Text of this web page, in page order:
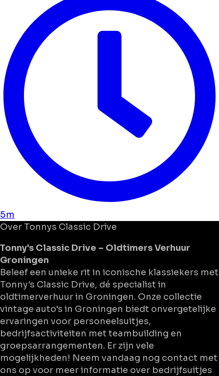
5m
Over Tonnys Classic Drive
Tonny's Classic Drive – Oldtimers Verhuur
Groningen
Beleef een unieke rit in iconische klassiekers met
Tonny's Classic Drive, dé specialist in
oldtimerverhuur in Groningen. Onze collectie
vintage auto's in Groningen biedt onvergetelijke
ervaringen voor personeelsuitjes,
bedrijfsactiviteiten met teambuilding en
groepsarrangementen. Er zijn vele
mogelijkheden! Neem vandaag nog contact met
ons op voor meer informatie over bedrijfsuitjes